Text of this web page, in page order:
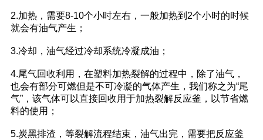
2.加热，需要8-10个小时左右，一般加热到2个小时的时候
就会有油气产生；
3.冷却，油气经过冷却系统冷凝成油；
4.尾气回收利用，在塑料加热裂解的过程中，除了油气，
也会有部分可燃但是不可冷凝的气体产生，我们称之为“尾
气”，该气体可以直接回收用于加热裂解反应釜，以节省燃
料的使用；
5.炭黑排渣，等裂解流程结束，油气出完，需要把反应釜